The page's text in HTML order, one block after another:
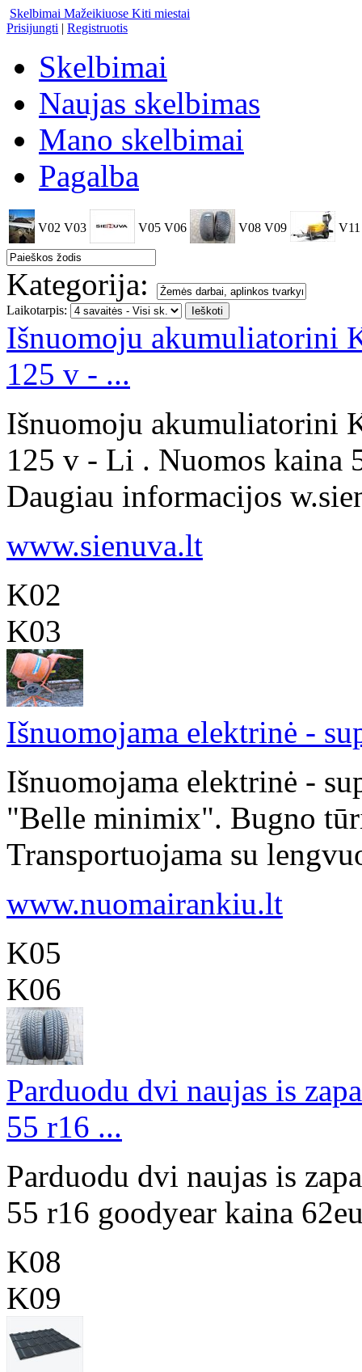
Skelbimai Mažeikiuose Kiti miestai
Prisijungti | Registruotis
Skelbimai
Naujas skelbimas
Mano skelbimai
Pagalba
V02 V03 V05 V06 V08 V09 V11
Kategorija:
Laikotarpis:
Išnuomoju akumuliatorini
125 v - ...
Išnuomoju akumuliatorini
125 v - Li . Nuomos kaina
Daugiau informacijos
www.sienuva.lt
K02
K03
Išnuomojama elektrinė -
Išnuomojama elektrinė -
"Belle minimix". Bugno
Transportuojama su
www.nuomairankiu.lt
K05
K06
Parduodu dvi naujas is
55 r16 ...
Parduodu dvi naujas is
55 r16 goodyear kaina
K08
K09